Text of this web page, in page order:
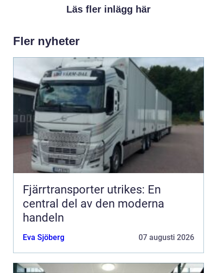
Läs fler inlägg här
Fler nyheter
Fjärrtransporter utrikes: En
central del av den moderna
handeln
Eva Sjöberg 07 augusti 2026